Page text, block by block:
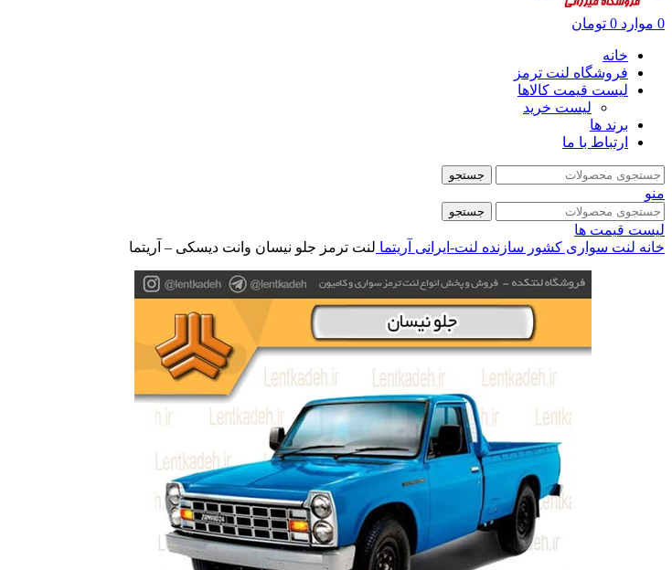
0 موارد 0 تومان
خانه
فروشگاه لنت ترمز
لیست قیمت کالاها
لیست خرید
برند ها
ارتباط با ما
جستجو
منو
جستجو
لیست قیمت ها
خانه لنت سواری کشور سازنده لنت-ایرانی آریتما لنت ترمز جلو نیسان وانت دیسکی – آریتما